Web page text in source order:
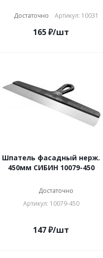
Достаточно Артикул: 10031
165₽/шт
Шпатель фасадный нерж.
450мм СИБИН 10079-450
Достаточно
Артикул: 10079-450
147₽/шт